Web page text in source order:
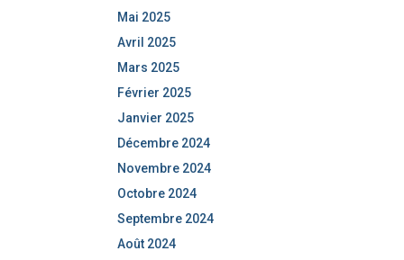
Mai 2025
Avril 2025
Mars 2025
Février 2025
Janvier 2025
Décembre 2024
Novembre 2024
Octobre 2024
Septembre 2024
Août 2024